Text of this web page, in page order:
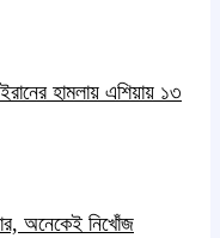
হামলায় এশিয়ায় ১৩
অনেকেই নিখোঁজ